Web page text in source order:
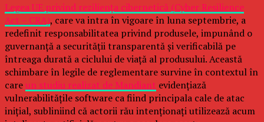
Legea UE privind reziliența cibernetică (Cyber Resilience
Act – CRA), care va intra în vigoare în luna septembrie, a
redefinit responsabilitatea privind produsele, impunând o
guvernanță a securității transparentă și verificabilă pe
întreaga durată a ciclului de viață al produsului. Această
schimbare în legile de reglementare survine în contextul în
careun studiu realizat de Mandiant evidențiază
vulnerabilitățile software ca fiind principala cale de atac
inițial, subliniind că actorii rău intenționați utilizează acum